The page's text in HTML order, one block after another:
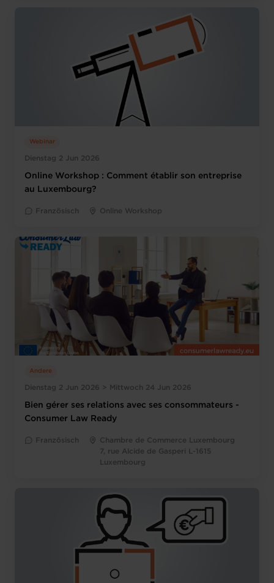
Dienstag 2 Jun 2026
Webinar
Online Workshop : Comment établir son entreprise
au Luxembourg?
Französisch Online Workshop
Dienstag 2 Jun 2026 > Mittwoch 24 Jun 2026
Andere
Bien gérer ses relations avec ses consommateurs -
Consumer Law Ready
Französisch
Chambre de Commerce Luxembourg
7, rue Alcide de Gasperi L-1615
Luxembourg